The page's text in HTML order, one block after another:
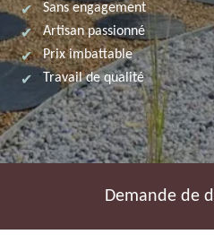
Sans engagement
Artisan passionné
Prix imbattable
Travail de qualité
Demande de